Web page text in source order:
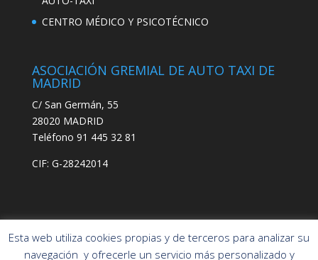
CENTRO MÉDICO Y PSICOTÉCNICO
ASOCIACIÓN GREMIAL DE AUTO TAXI DE
MADRID
C/ San Germán, 55
28020 MADRID
Teléfono 91 445 32 81
CIF: G-28242014
Esta web utiliza cookies propias y de terceros para analizar su
navegación y ofrecerle un servicio más personalizado y